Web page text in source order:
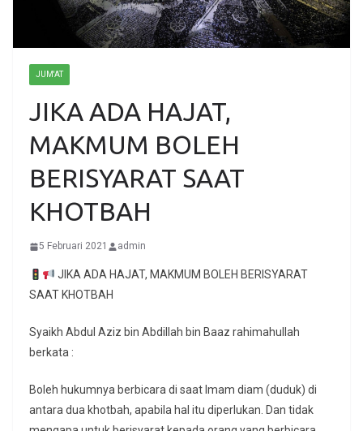
JUM'AT
JIKA ADA HAJAT,
MAKMUM BOLEH
BERISYARAT SAAT
KHOTBAH
5 Februari 2021 admin
JIKA ADA HAJAT, MAKMUM BOLEH BERISYARAT
SAAT KHOTBAH
Syaikh Abdul Aziz bin Abdillah bin Baaz rahimahullah
berkata :
Boleh hukumnya berbicara di saat Imam diam (duduk) di
antara dua khotbah, apabila hal itu diperlukan. Dan tidak